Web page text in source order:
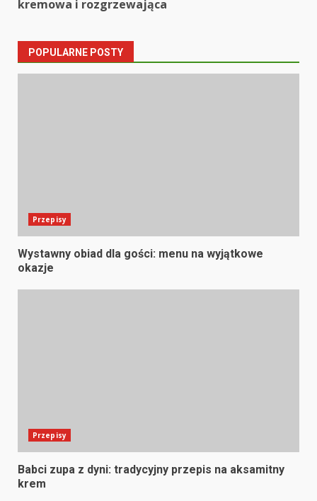
kremowa i rozgrzewająca
POPULARNE POSTY
Przepisy
Wystawny obiad dla gości: menu na wyjątkowe
okazje
Przepisy
Babci zupa z dyni: tradycyjny przepis na aksamitny
krem